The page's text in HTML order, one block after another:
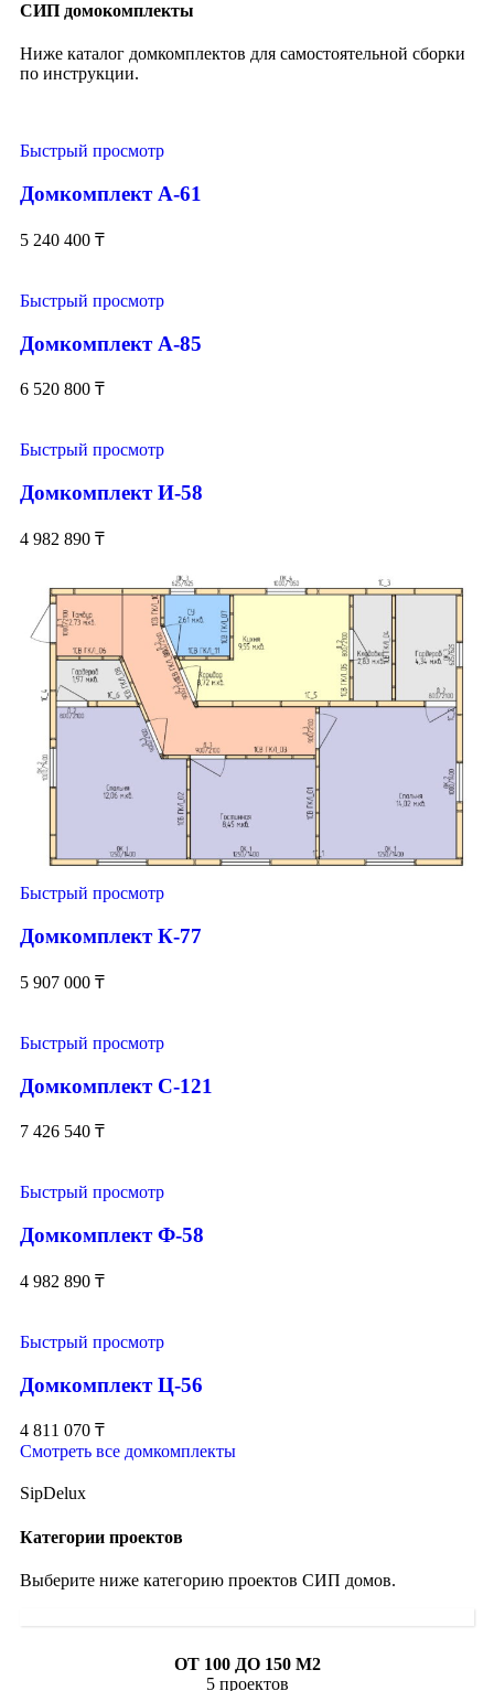
СИП домокомплекты
Ниже каталог домкомплектов для самостоятельной сборки
по инструкции.
Быстрый просмотр
Домкомплект А-61
5 240 400 ₸
Быстрый просмотр
Домкомплект А-85
6 520 800 ₸
Быстрый просмотр
Домкомплект И-58
4 982 890 ₸
Быстрый просмотр
Домкомплект К-77
5 907 000 ₸
Быстрый просмотр
Домкомплект С-121
7 426 540 ₸
Быстрый просмотр
Домкомплект Ф-58
4 982 890 ₸
Быстрый просмотр
Домкомплект Ц-56
4 811 070 ₸
Смотреть все домкомплекты
SipDelux
Категории проектов
Выберите ниже категорию проектов СИП домов.
ОТ 100 ДО 150 М2
5 проектов